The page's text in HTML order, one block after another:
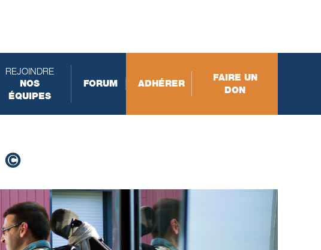
REJOINDRE
NOS
ÉQUIPES
FORUM ADHÉRER
FAIRE UN
DON
©